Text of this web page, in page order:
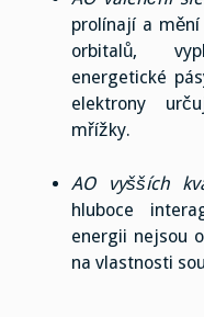
prolínají a mění
orbitalů,
energetické
elektrony
mřížky.
AO vyšších
hluboce
energii nejsou
na vlastnosti